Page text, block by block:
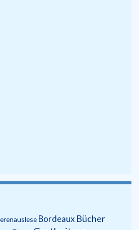
Bordeaux Bücher